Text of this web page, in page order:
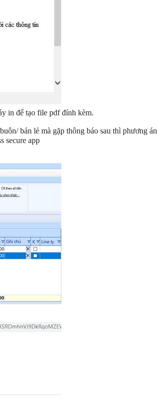
in để tạo file pdf đính kèm.
bán lẻ mà gặp thông báo sau thì phương án
secure app